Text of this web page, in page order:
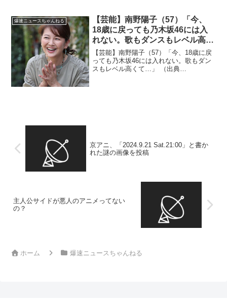
OL〟名演から27年…17歳娘の母 ...
爆速ニュースちゃんねる
【芸能】南野陽子（57）「今、
18歳に戻っても乃木坂46には入
れない。歌もダンスもレベル高く
て…」
【芸能】南野陽子（57）「今、18歳に戻
っても乃木坂46には入れない。歌もダン
スもレベル高くて…」 （出典
京アニ、「2024.9.21 Sat.21:00」と書か
れた謎の画像を投稿
主人公サイドが悪人のアニメってない
の？
ホーム 爆速ニュースちゃんねる